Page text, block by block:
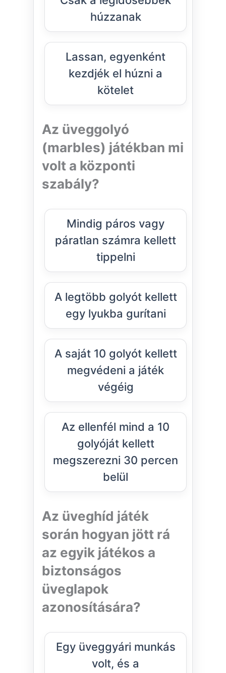
húzzanak
Lassan, egyenként
kezdjék el húzni a
kötelet
Az üveggolyó
(marbles) játékban mi
volt a központi
szabály?
Mindig páros vagy
páratlan számra kellett
tippelni
A legtöbb golyót kellett
egy lyukba gurítani
A saját 10 golyót kellett
megvédeni a játék
végéig
Az ellenfél mind a 10
golyóját kellett
megszerezni 30 percen
belül
Az üveghíd játék
során hogyan jött rá
az egyik játékos a
biztonságos
üveglapok
azonosítására?
Egy üveggyári munkás
volt, és a